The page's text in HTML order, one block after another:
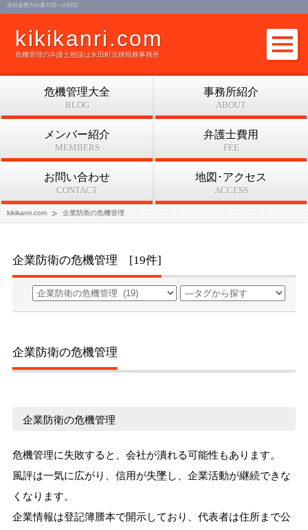
kikikanri.com
危機管理の弁護士相談は永田町法律税務事務所
反社会勢力や暴力団への対応
危機管理大全
BLOG
事務所紹介
ABOUT
メンバー紹介
MEMBERS
弁護士費用
FEE
お問い合わせ
CONTACT
地図･アクセス
ACCESS
kikikanri.com 企業防衛の危機管理
企業防衛の危機管理 [19件]
企業防衛の危機管理
企業防衛の危機管理
危機管理に失敗すると、会社が潰れる可能性もあります。
風評は一気に広がり、信用が失墜し、企業活動が継続できな
くなります。
企業情報は登記簿謄本で開示しており、代表者は住所まで公